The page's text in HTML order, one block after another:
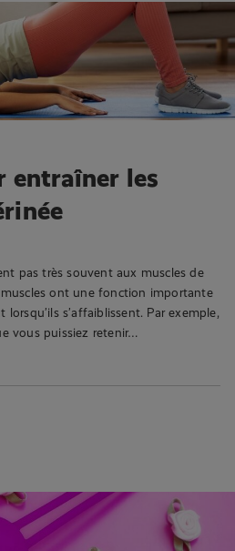
entraîner les
pas très souvent aux muscles de
ont une fonction importante
s’affaiblissent. Par exemple,
vous puissiez retenir…